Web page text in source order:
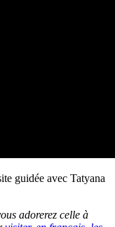
guidée avec Tatyana
adorerez celle à